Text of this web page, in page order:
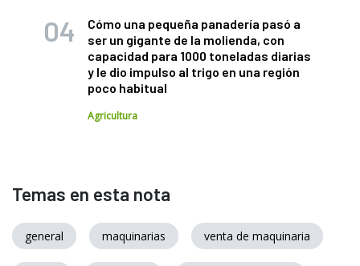
Cómo una pequeña panadería pasó a
ser un gigante de la molienda, con
capacidad para 1000 toneladas diarias
y le dio impulso al trigo en una región
poco habitual
Agricultura
Temas en esta nota
general maquinarias venta de maquinaria